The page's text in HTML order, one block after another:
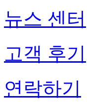
뉴스 센터
고객 후기
연락하기